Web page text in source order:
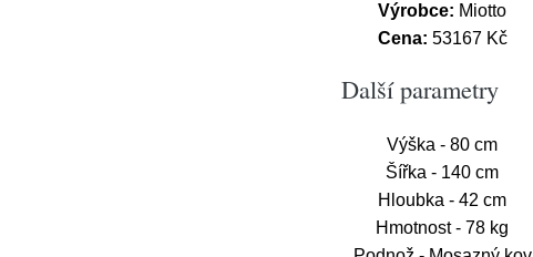
Výrobce: Miotto
Cena: 53167 Kč
Další parametry
Výška - 80 cm
Šířka - 140 cm
Hloubka - 42 cm
Hmotnost - 78 kg